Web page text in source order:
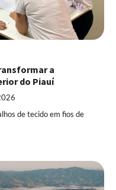
a
do Piauí
de tecido em fios de